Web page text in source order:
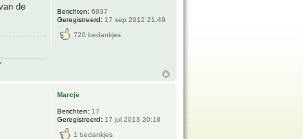
de
Berichten: 6937
Geregistreerd: 17 sep 2012 21:49
720 bedankjes
Marcje
Berichten: 17
Geregistreerd: 17 jul 2013 20:16
1 bedankjes